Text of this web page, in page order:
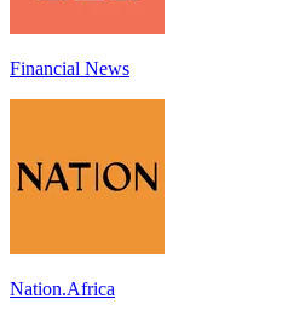
Financial News
Nation.Africa